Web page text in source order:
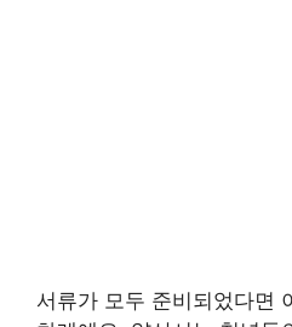
서류가 모두 준비되었다면